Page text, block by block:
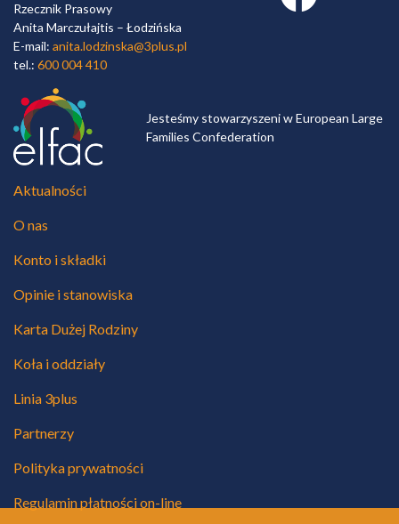
Rzecznik Prasowy
Anita Marczułajtis – Łodzińska
E-mail: anita.lodzinska@3plus.pl
tel.: 600 004 410
Jesteśmy stowarzyszeni w European Large
Families Confederation
Aktualności
O nas
Konto i składki
Opinie i stanowiska
Karta Dużej Rodziny
Koła i oddziały
Linia 3plus
Partnerzy
Polityka prywatności
Regulamin płatności on-line